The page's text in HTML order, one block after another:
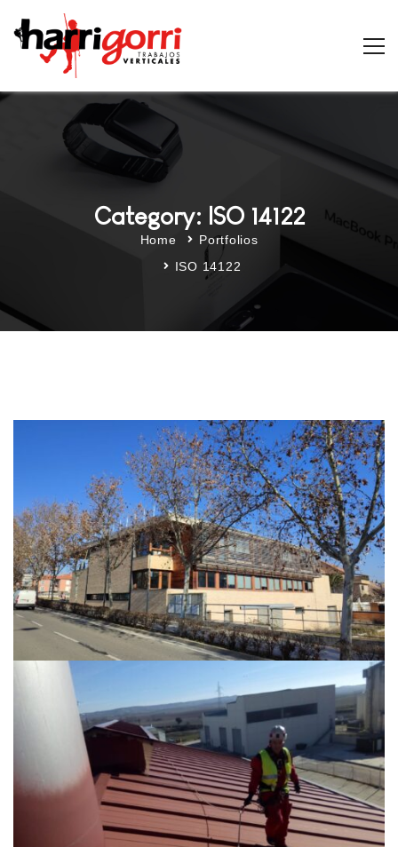
Category: ISO 14122
Home
Portfolios
ISO 14122